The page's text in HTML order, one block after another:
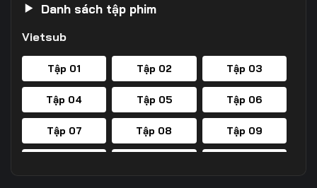
Danh sách tập phim
Vietsub
Tập 01 Tập 02 Tập 03
Tập 04 Tập 05 Tập 06
Tập 07 Tập 08 Tập 09